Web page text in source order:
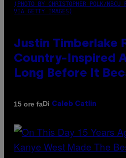
(PHOTO BY CHRISTOPHER POLK/NBCU
VIA GETTY IMAGES)
Justin Timberlake
Country-Inspired
Long Before It
15 ore faDi Caleb Catlin